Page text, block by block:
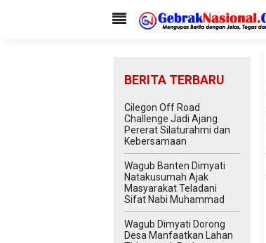
BERITA TERBARU
Cilegon Off Road
Challenge Jadi Ajang
Pererat Silaturahmi dan
Kebersamaan
Wagub Banten Dimyati
Natakusumah Ajak
Masyarakat Teladani
Sifat Nabi Muhammad
Wagub Dimyati Dorong
Desa Manfaatkan Lahan